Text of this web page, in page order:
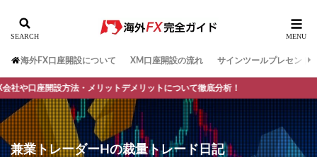
海外FX口座開設について XM口座開設の流れ サインツールプレセント
法・メリットデメリットについて徹底分析！
兼業トレーダーHの裁量トレード日記